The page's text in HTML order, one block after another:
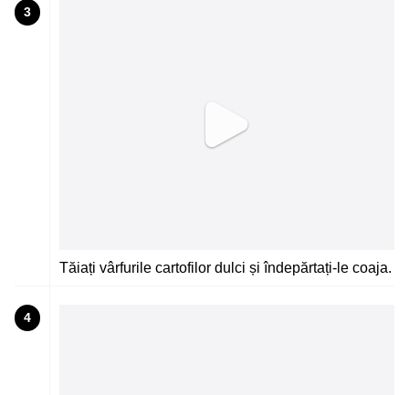
3
Tăiați vârfurile cartofilor dulci și îndepărtați-le coaja.
4